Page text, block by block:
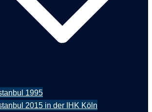
1995
2015 in der IHK Köln